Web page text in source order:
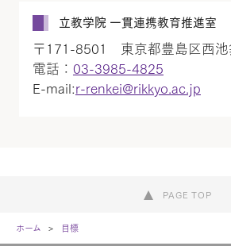
立教学院 一貫連携教育推進室
〒171-8501 東京都豊島区西
電話： 03-3985-4825
E-mail:r-renkei@rikkyo.ac.jp
PAGE TOP
ホーム 目標